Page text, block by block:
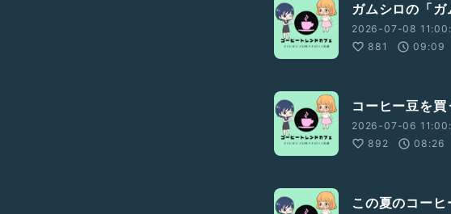
ガムシロの「ガ
2026-07-08
881
09:09
コーヒー豆を
2026-07-06
892
08:26
この夏のコー